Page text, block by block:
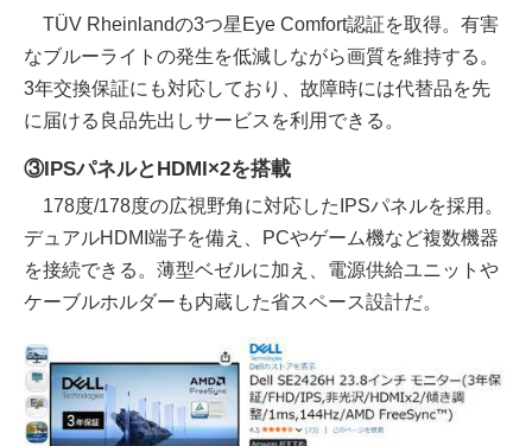
TÜV Rheinlandの3つ星Eye Comfort認証を取得。有害
なブルーライトの発生を低減しながら画質を維持する。
3年交換保証にも対応しており、故障時には代替品を先
に届ける良品先出しサービスを利用できる。
③IPSパネルとHDMI×2を搭載
178度/178度の広視野角に対応したIPSパネルを採用。
デュアルHDMI端子を備え、PCやゲーム機など複数機器
を接続できる。薄型ベゼルに加え、電源供給ユニットや
ケーブルホルダーも内蔵した省スペース設計だ。